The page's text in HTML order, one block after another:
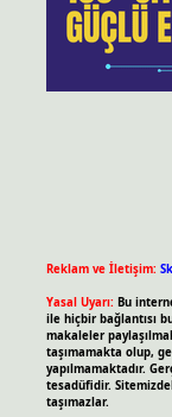
Reklam ve İletişim:
Yasal Uyarı: Bu
ile hiçbir bağlantısı
makaleler
taşımamakta olup,
yapılmamaktadır.
tesadüfidir.
taşımazlar.